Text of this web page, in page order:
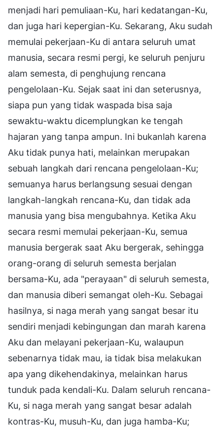
menjadi hari pemuliaan-Ku, hari kedatangan-Ku,
dan juga hari kepergian-Ku. Sekarang, Aku sudah
memulai pekerjaan-Ku di antara seluruh umat
manusia, secara resmi pergi, ke seluruh penjuru
alam semesta, di penghujung rencana
pengelolaan-Ku. Sejak saat ini dan seterusnya,
siapa pun yang tidak waspada bisa saja
sewaktu-waktu dicemplungkan ke tengah
hajaran yang tanpa ampun. Ini bukanlah karena
Aku tidak punya hati, melainkan merupakan
sebuah langkah dari rencana pengelolaan-Ku;
semuanya harus berlangsung sesuai dengan
langkah-langkah rencana-Ku, dan tidak ada
manusia yang bisa mengubahnya. Ketika Aku
secara resmi memulai pekerjaan-Ku, semua
manusia bergerak saat Aku bergerak, sehingga
orang-orang di seluruh semesta berjalan
bersama-Ku, ada "perayaan" di seluruh semesta,
dan manusia diberi semangat oleh-Ku. Sebagai
hasilnya, si naga merah yang sangat besar itu
sendiri menjadi kebingungan dan marah karena
Aku dan melayani pekerjaan-Ku, walaupun
sebenarnya tidak mau, ia tidak bisa melakukan
apa yang dikehendakinya, melainkan harus
tunduk pada kendali-Ku. Dalam seluruh rencana-
Ku, si naga merah yang sangat besar adalah
kontras-Ku, musuh-Ku, dan juga hamba-Ku;